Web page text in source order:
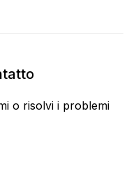
o risolvi i problemi